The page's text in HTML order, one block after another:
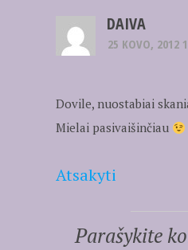
DAIVA
25 KOVO, 2012
Dovile, nuostabiai
Mielai pasivaišinčiau
Atsakyti
Parašykite